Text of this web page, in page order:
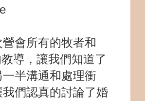
會所有的牧者和
導，讓我們知道了
半溝通和處理衝
們認真的討論了婚